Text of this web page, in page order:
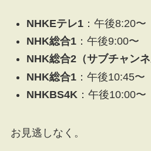
NHKEテレ1：午後8:20〜
NHK総合1：午後9:00〜
NHK総合2（サブチャンネ
NHK総合1：午後10:45〜
NHKBS4K：午後10:00〜
お見逃しなく。